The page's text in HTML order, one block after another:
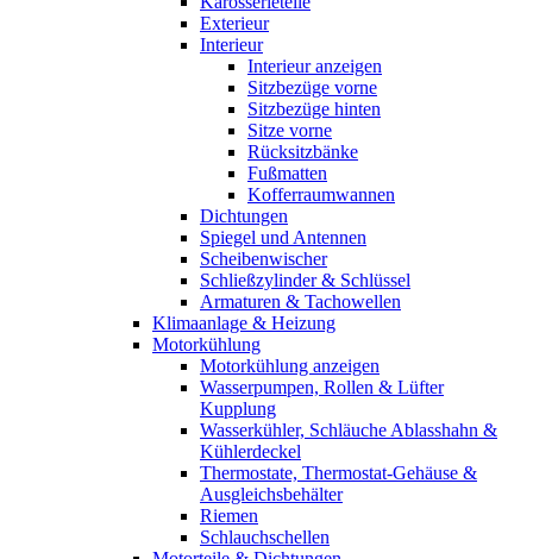
Exterieur
Interieur
Interieur anzeigen
Sitzbezüge vorne
Sitzbezüge hinten
Sitze vorne
Rücksitzbänke
Fußmatten
Kofferraumwannen
Dichtungen
Spiegel und Antennen
Scheibenwischer
Schließzylinder & Schlüssel
Armaturen & Tachowellen
Klimaanlage & Heizung
Motorkühlung
Motorkühlung anzeigen
Wasserpumpen, Rollen & Lüfter
Kupplung
Wasserkühler, Schläuche Ablasshahn &
Kühlerdeckel
Thermostate, Thermostat-Gehäuse &
Ausgleichsbehälter
Riemen
Schlauchschellen